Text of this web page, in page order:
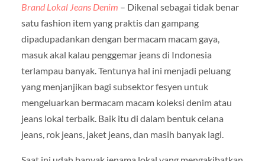
Brand Lokal Jeans Denim – Dikenal sebagai tidak benar
satu fashion item yang praktis dan gampang
dipadupadankan dengan bermacam macam gaya,
masuk akal kalau penggemar jeans di Indonesia
terlampau banyak. Tentunya hal ini menjadi peluang
yang menjanjikan bagi subsektor fesyen untuk
mengeluarkan bermacam macam koleksi denim atau
jeans lokal terbaik. Baik itu di dalam bentuk celana
jeans, rok jeans, jaket jeans, dan masih banyak lagi.